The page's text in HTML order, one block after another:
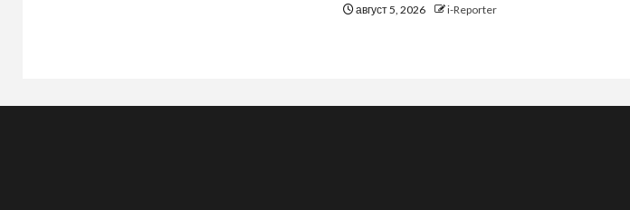
август 5, 2026 i-Reporter